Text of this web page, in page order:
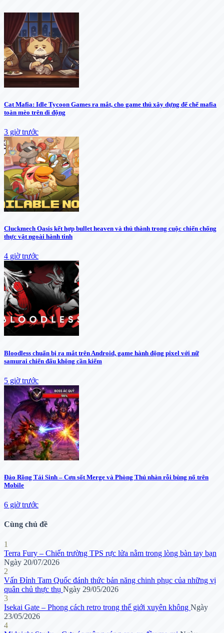
Cat Mafia: Idle Tycoon Games ra mắt, cho game thủ xây dựng đế chế mafia
toàn mèo trên di động
3 giờ trước
Cluckmech Oasis kết hợp bullet heaven và thủ thành trong cuộc chiến chống
thực vật ngoài hành tinh
4 giờ trước
Bloodless chuẩn bị ra mắt trên Android, game hành động pixel với nữ
samurai chiến đấu không cần kiếm
5 giờ trước
Đảo Rồng Tái Sinh – Cơn sốt Merge và Phòng Thủ nhàn rỗi bùng nổ trên
Mobile
6 giờ trước
Cùng chủ đề
1
Terra Fury – Chiến trường TPS rực lửa nằm trong lòng bàn tay bạn
Ngày 20/07/2026
2
Vấn Đỉnh Tam Quốc đánh thức bản năng chinh phục của những vị
quân chủ thực thụ Ngày 29/05/2026
3
Isekai Gate – Phong cách retro trong thế giới xuyên không Ngày
23/05/2026
4